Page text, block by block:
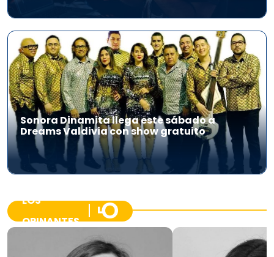
Sonora Dinamita llega este sábado a
Dreams Valdivia con show gratuito
LOS
OPINANTES